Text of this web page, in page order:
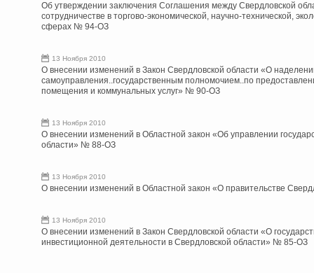
Об утверждении заключения Соглашения между Свердловской
сотрудничестве в торгово-экономической, научно-технической,
сферах № 94-ОЗ
13 Ноября 2010
О внесении изменений в Закон Свердловской области «О
самоуправления..государственным полномочием..по
помещения и коммунальных услуг» № 90-ОЗ
13 Ноября 2010
О внесении изменений в Областной закон «Об управлении
области» № 88-ОЗ
13 Ноября 2010
О внесении изменений в Областной закон «О правительстве
13 Ноября 2010
О внесении изменений в Закон Свердловской области «О
инвестиционной деятельности в Свердловской области» № 85-ОЗ